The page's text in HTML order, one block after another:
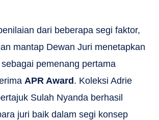
dari beberapa segi faktor,
mantap Dewan Juri menetapkan
sebagai pemenang pertama
APR Award. Koleksi Adrie
Sulah Nyanda berhasil
juri baik dalam segi konsep